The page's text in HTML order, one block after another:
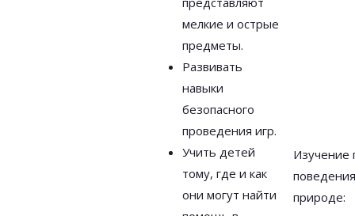
мелкие и острые
предметы.
Развивать
навыки
безопасного
проведения игр.
Учить детей
тому, где и как
они могут найти
Изучение
природе: